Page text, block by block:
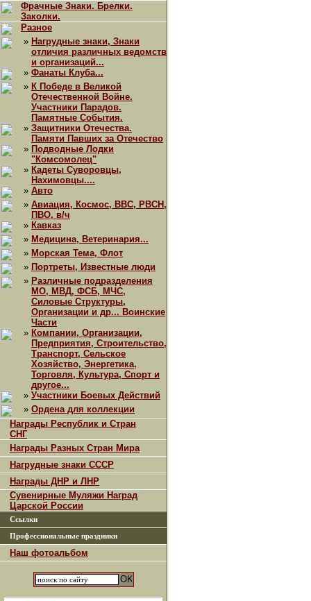
Фрачные Знаки. Брелки.
Заколки.
Разное
» Нагрудные знаки, Знаки
отличия различных ведомств
и организаций...
» Фанаты Клуба...
» К Победе в Великой
Отечественной Войне.
Участники Парадов.
Памятные События.
» Защитники Отечества.
Памяти Павших за Отечество
» Подводные Лодки
"Комсомолец"
» Кадеты Суворовцы,
Нахимовцы....
» Авто
» Авиация, Космос, ВВС, РВСН,
ПВО, в/ч
» Кавказ
» Медицина, Ветеринария...
» Морская Тема, Флот
» Портреты, Известные люди
» Различные подразделения
МО, МВД, ФСБ, МЧС,
Силовые Структуры,
Организации и др... Воинские
Части
» Компании, Организации,
Предприятия, Строительство,
Транспорт, Сельское
Хозяйство, Энергетика,
Торговля, Культура, Спорт и
другое...
» Участники Боевых Действий
» Ордена для коллекции
Награды Республик и Стран
СНГ
Награды Разных Стран Мира
Нагрудные знаки СССР
Награды ДНР и ЛНР
Сувенирные Муляжи Наград
Царской России
Ссылки
Профессиональные праздники
Наш фотоальбом